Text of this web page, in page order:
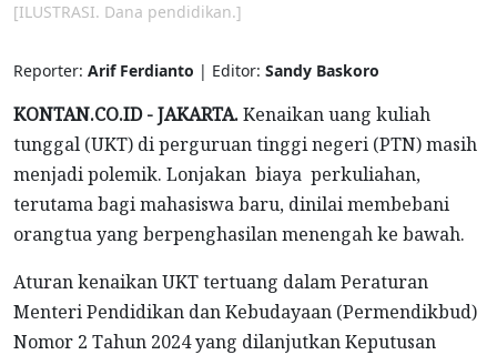
[ILUSTRASI. Dana pendidikan.]
Reporter: Arif Ferdianto | Editor: Sandy Baskoro
KONTAN.CO.ID - JAKARTA.Kenaikan uang kuliah
tunggal (UKT) di perguruan tinggi negeri (PTN) masih
menjadi polemik. Lonjakan biaya perkuliahan,
terutama bagi mahasiswa baru, dinilai membebani
orangtua yang berpenghasilan menengah ke bawah.
Aturan kenaikan UKT tertuang dalam Peraturan
Menteri Pendidikan dan Kebudayaan (Permendikbud)
Nomor 2 Tahun 2024 yang dilanjutkan Keputusan